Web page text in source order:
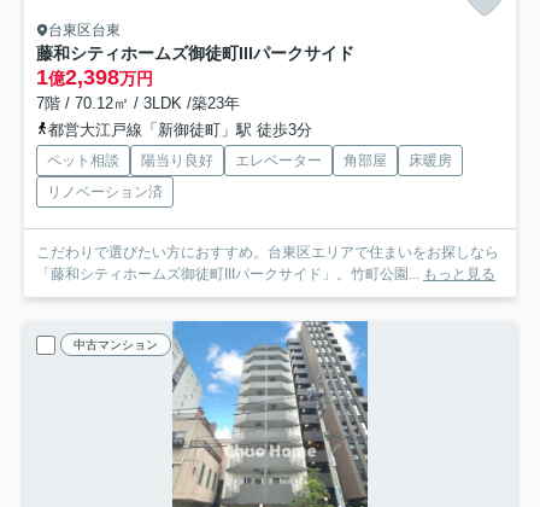
台東区台東
藤和シティホームズ御徒町IIIパークサイド
1億2,398万円
7階 / 70.12㎡ / 3LDK /築23年
都営大江戸線「新御徒町」駅 徒歩3分
ペット相談 陽当り良好 エレベーター 角部屋
床暖房
リノベーション済
こだわりで選びたい方におすすめ。台東区エリアで住まいをお探しなら
「藤和シティホームズ御徒町IIIパークサイド」。竹町公園... もっと見る
中古マンション